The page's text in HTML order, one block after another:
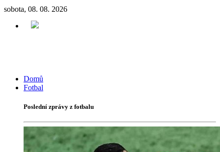
sobota, 08. 08. 2026
Domů
Fotbal
Poslední zprávy z fotbalu